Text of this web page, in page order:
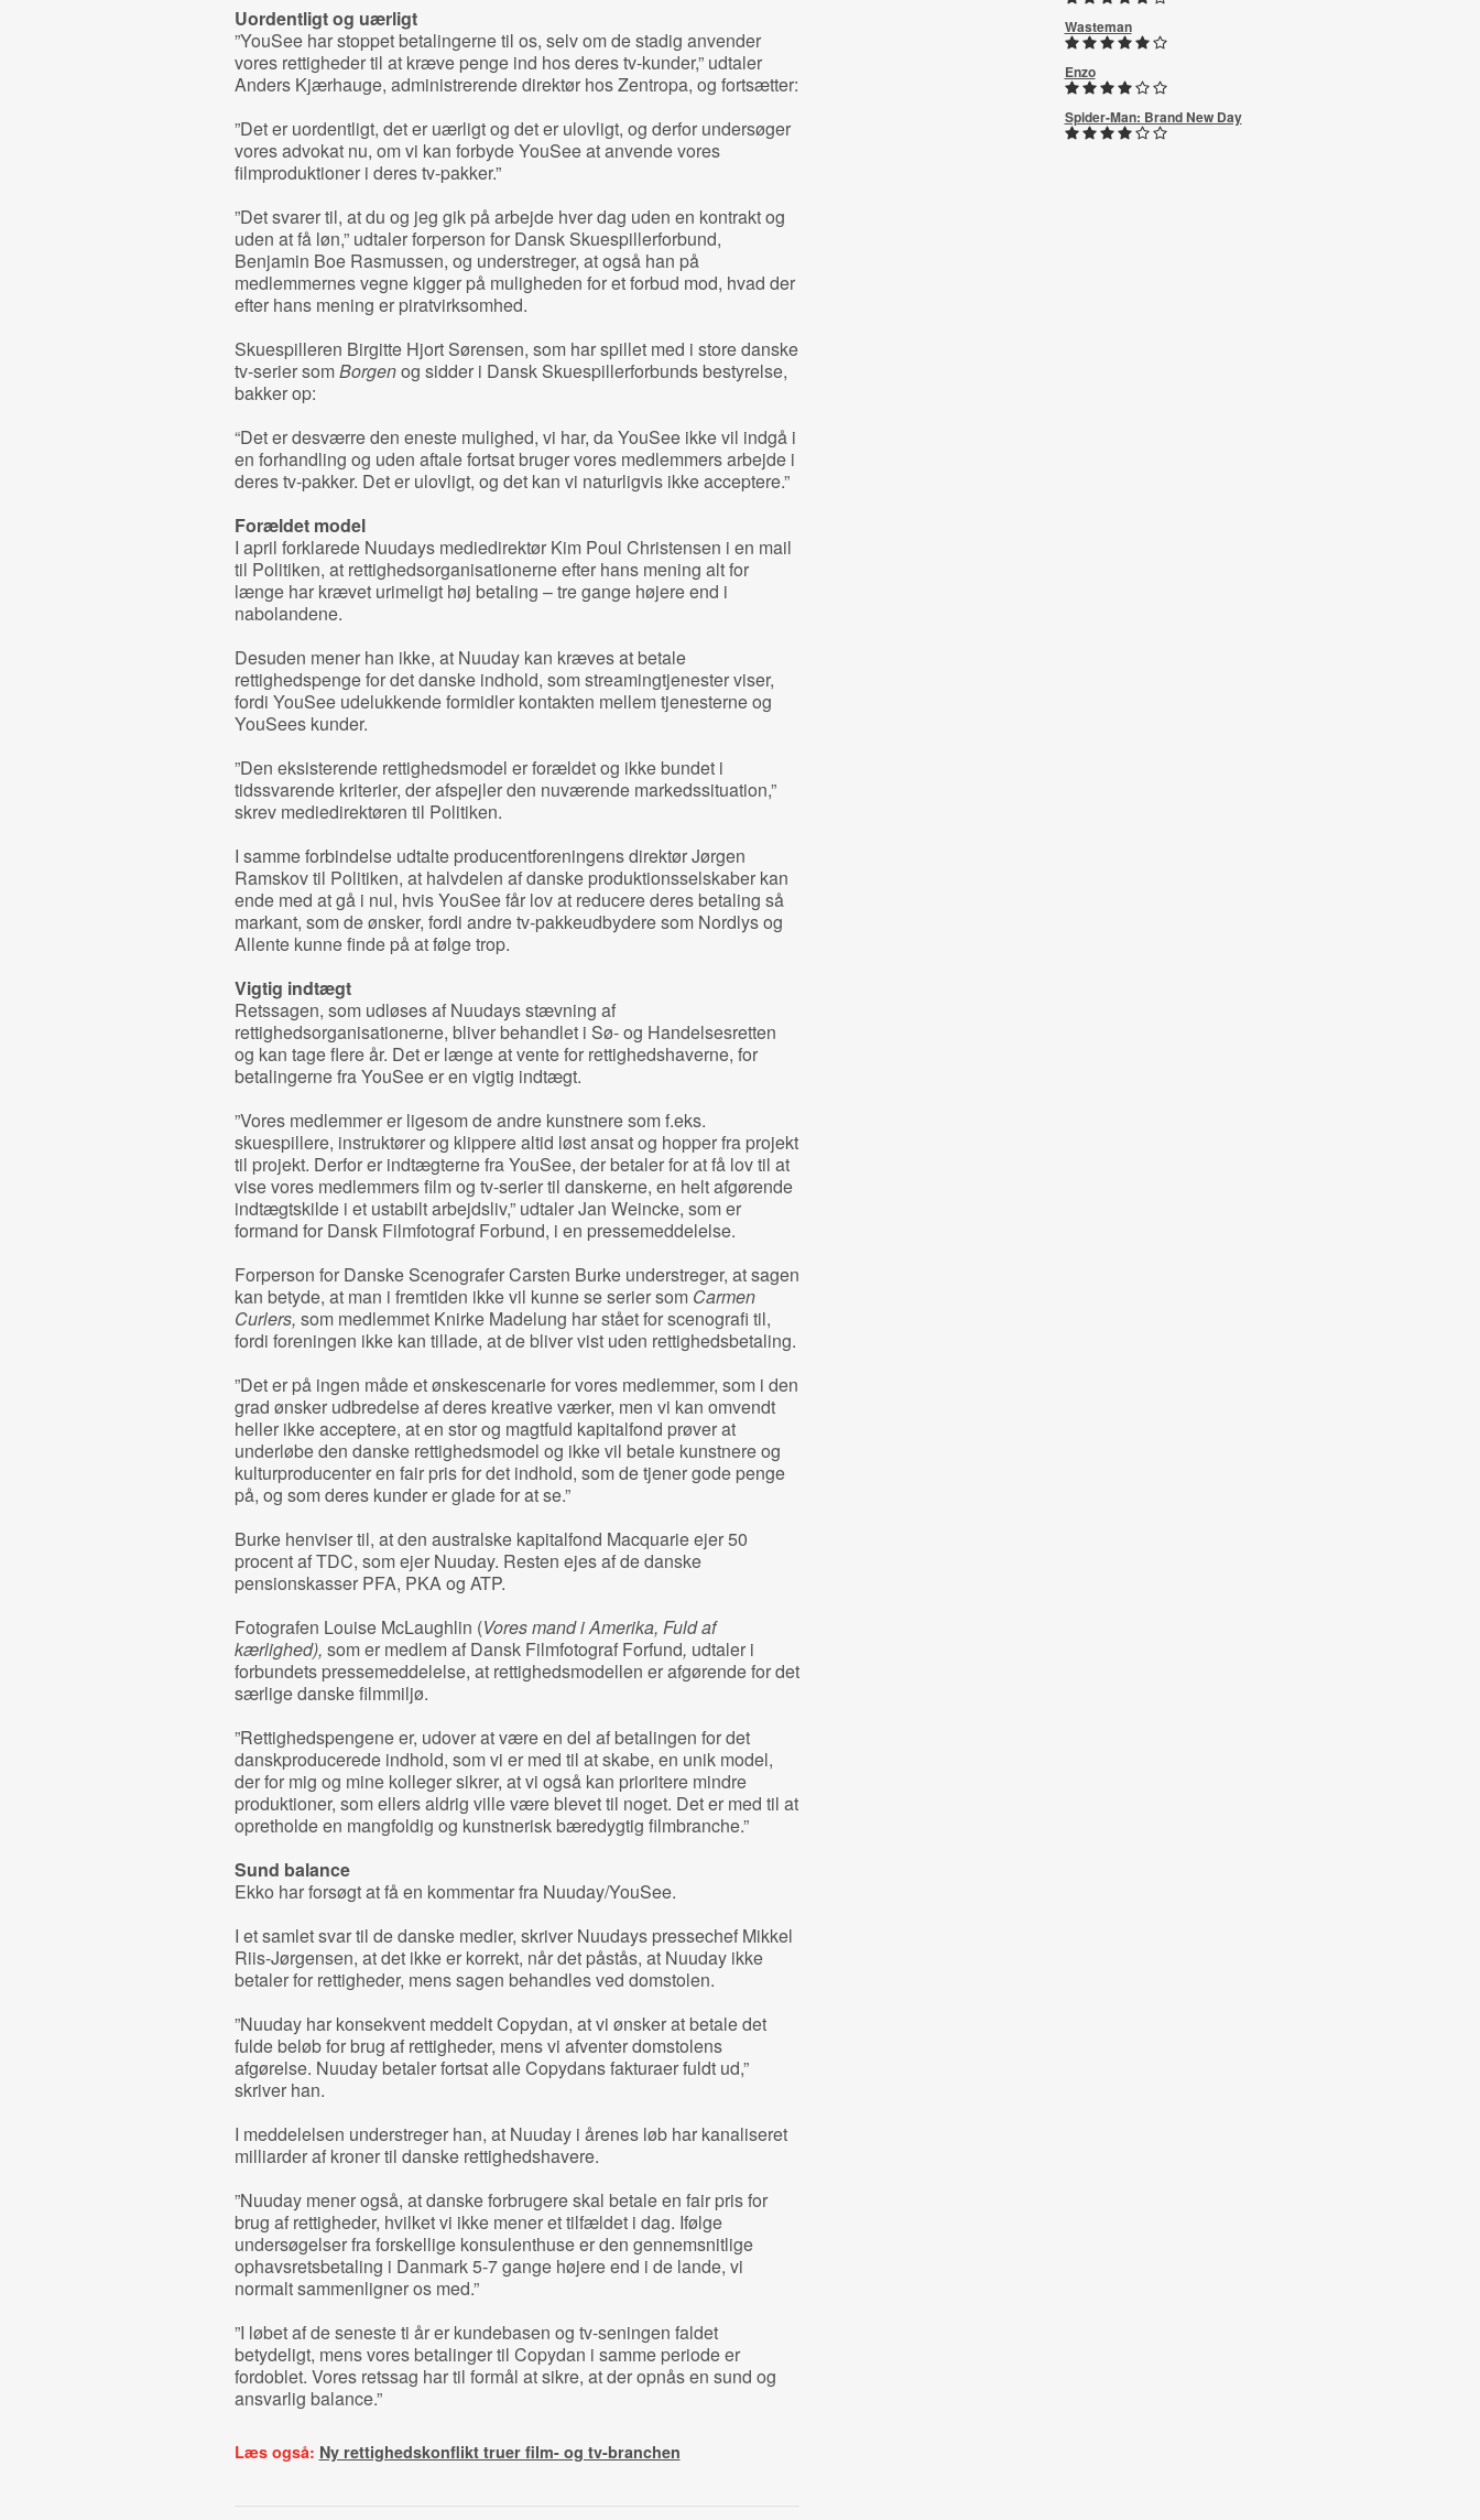
Uordentligt og uærligt
”YouSee har stoppet betalingerne til os, selv om de stadig anvender
vores rettigheder til at kræve penge ind hos deres tv-kunder,” udtaler
Anders Kjærhauge, administrerende direktør hos Zentropa, og fortsætter:
”Det er uordentligt, det er uærligt og det er ulovligt, og derfor undersøger
vores advokat nu, om vi kan forbyde YouSee at anvende vores
filmproduktioner i deres tv-pakker.”
”Det svarer til, at du og jeg gik på arbejde hver dag uden en kontrakt og
uden at få løn,” udtaler forperson for Dansk Skuespillerforbund,
Benjamin Boe Rasmussen, og understreger, at også han på
medlemmernes vegne kigger på muligheden for et forbud mod, hvad der
efter hans mening er piratvirksomhed.
Skuespilleren Birgitte Hjort Sørensen, som har spillet med i store danske
tv-serier somBorgenog sidder i Dansk Skuespillerforbunds bestyrelse,
bakker op:
“Det er desværre den eneste mulighed, vi har, da YouSee ikke vil indgå i
en forhandling og uden aftale fortsat bruger vores medlemmers arbejde i
deres tv-pakker. Det er ulovligt, og det kan vi naturligvis ikke acceptere.”
Forældet model
I april forklarede Nuudays mediedirektør Kim Poul Christensen i en mail
til Politiken, at rettighedsorganisationerne efter hans mening alt for
længe har krævet urimeligt høj betaling – tre gange højere end i
nabolandene.
Desuden mener han ikke, at Nuuday kan kræves at betale
rettighedspenge for det danske indhold, som streamingtjenester viser,
fordi YouSee udelukkende formidler kontakten mellem tjenesterne og
YouSees kunder.
”Den eksisterende rettighedsmodel er forældet og ikke bundet i
tidssvarende kriterier, der afspejler den nuværende markedssituation,”
skrev mediedirektøren til Politiken.
I samme forbindelse udtalte producentforeningens direktør Jørgen
Ramskov til Politiken, at halvdelen af danske produktionsselskaber kan
ende med at gå i nul, hvis YouSee får lov at reducere deres betaling så
markant, som de ønsker, fordi andre tv-pakkeudbydere som Nordlys og
Allente kunne finde på at følge trop.
Vigtig indtægt
Retssagen, som udløses af Nuudays stævning af
rettighedsorganisationerne, bliver behandlet i Sø- og Handelsesretten
og kan tage flere år. Det er længe at vente for rettighedshaverne, for
betalingerne fra YouSee er en vigtig indtægt.
”Vores medlemmer er ligesom de andre kunstnere som f.eks.
skuespillere, instruktører og klippere altid løst ansat og hopper fra projekt
til projekt. Derfor er indtægterne fra YouSee, der betaler for at få lov til at
vise vores medlemmers film og tv-serier til danskerne, en helt afgørende
indtægtskilde i et ustabilt arbejdsliv,” udtaler Jan Weincke, som er
formand for Dansk Filmfotograf Forbund, i en pressemeddelelse.
Forperson for Danske Scenografer Carsten Burke understreger, at sagen
kan betyde, at man i fremtiden ikke vil kunne se serier som Carmen
Curlers, som medlemmet Knirke Madelung har stået for scenografi til,
fordi foreningen ikke kan tillade, at de bliver vist uden rettighedsbetaling.
”Det er på ingen måde et ønskescenarie for vores medlemmer, som i den
grad ønsker udbredelse af deres kreative værker, men vi kan omvendt
heller ikke acceptere, at en stor og magtfuld kapitalfond prøver at
underløbe den danske rettighedsmodel og ikke vil betale kunstnere og
kulturproducenter en fair pris for det indhold, som de tjener gode penge
på, og som deres kunder er glade for at se.”
Burke henviser til, at den australske kapitalfond Macquarie ejer 50
procent af TDC, som ejer Nuuday. Resten ejes af de danske
pensionskasser PFA, PKA og ATP.
Fotografen Louise McLaughlin (Vores mand i Amerika, Fuld af
kærlighed), som er medlem af Dansk Filmfotograf Forfund, udtaler i
forbundets pressemeddelelse, at rettighedsmodellen er afgørende for det
særlige danske filmmiljø.
”Rettighedspengene er, udover at være en del af betalingen for det
danskproducerede indhold, som vi er med til at skabe, en unik model,
der for mig og mine kolleger sikrer, at vi også kan prioritere mindre
produktioner, som ellers aldrig ville være blevet til noget. Det er med til at
opretholde en mangfoldig og kunstnerisk bæredygtig filmbranche.”
Sund balance
Ekko har forsøgt at få en kommentar fra Nuuday/YouSee.
I et samlet svar til de danske medier, skriver Nuudays pressechef Mikkel
Riis-Jørgensen, at det ikke er korrekt, når det påstås, at Nuuday ikke
betaler for rettigheder, mens sagen behandles ved domstolen.
”Nuuday har konsekvent meddelt Copydan, at vi ønsker at betale det
fulde beløb for brug af rettigheder, mens vi afventer domstolens
afgørelse. Nuuday betaler fortsat alle Copydans fakturaer fuldt ud,”
skriver han.
I meddelelsen understreger han, at Nuuday i årenes løb har kanaliseret
milliarder af kroner til danske rettighedshavere.
”Nuuday mener også, at danske forbrugere skal betale en fair pris for
brug af rettigheder, hvilket vi ikke mener et tilfældet i dag. Ifølge
undersøgelser fra forskellige konsulenthuse er den gennemsnitlige
ophavsretsbetaling i Danmark 5-7 gange højere end i de lande, vi
normalt sammenligner os med.”
”I løbet af de seneste ti år er kundebasen og tv-seningen faldet
betydeligt, mens vores betalinger til Copydan i samme periode er
fordoblet. Vores retssag har til formål at sikre, at der opnås en sund og
ansvarlig balance.”
Læs også: Ny rettighedskonflikt truer film- og tv-branchen
Wasteman
Enzo
Spider-Man: Brand New Day